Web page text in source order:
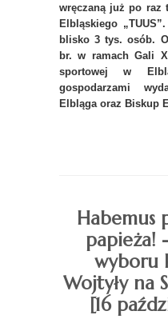
wręczaną już po raz
Elbląskiego
blisko 3 tys. osób.
br. w ramach Gali
sportowej w
gospodarzami
Elbląga oraz Biskup
Habemus
papieża!
wyboru
Wojtyły na
[16